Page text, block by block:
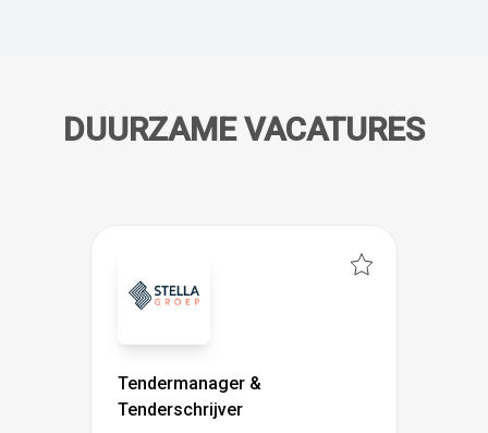
DUURZAME VACATURES
Tendermanager &
Tenderschrijver